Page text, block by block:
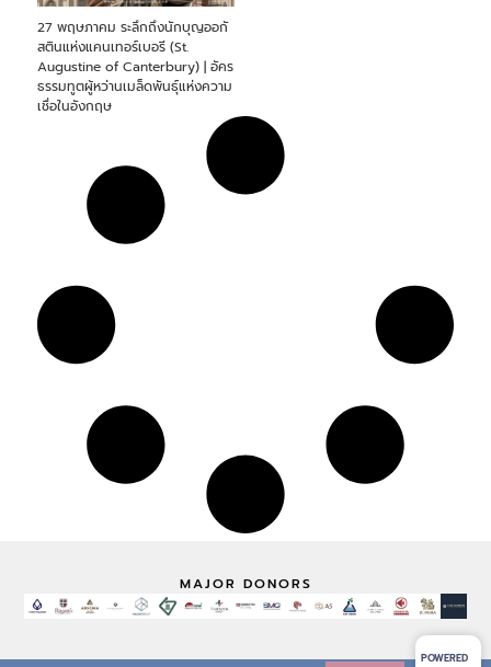
27 พฤษภาคม ระลึกถึงนักบุญออกั
สตินแห่งแคนเทอร์เบอรี (St.
Augustine of Canterbury) | อัคร
ธรรมทูตผู้หว่านเมล็ดพันธุ์แห่งความ
เชื่อในอังกฤษ
MAJOR DONORS
POWERED